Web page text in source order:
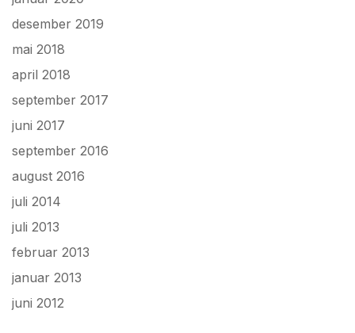
desember 2019
mai 2018
april 2018
september 2017
juni 2017
september 2016
august 2016
juli 2014
juli 2013
februar 2013
januar 2013
juni 2012